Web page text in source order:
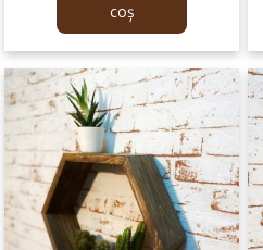
189.99lei.
99.99lei.
coș